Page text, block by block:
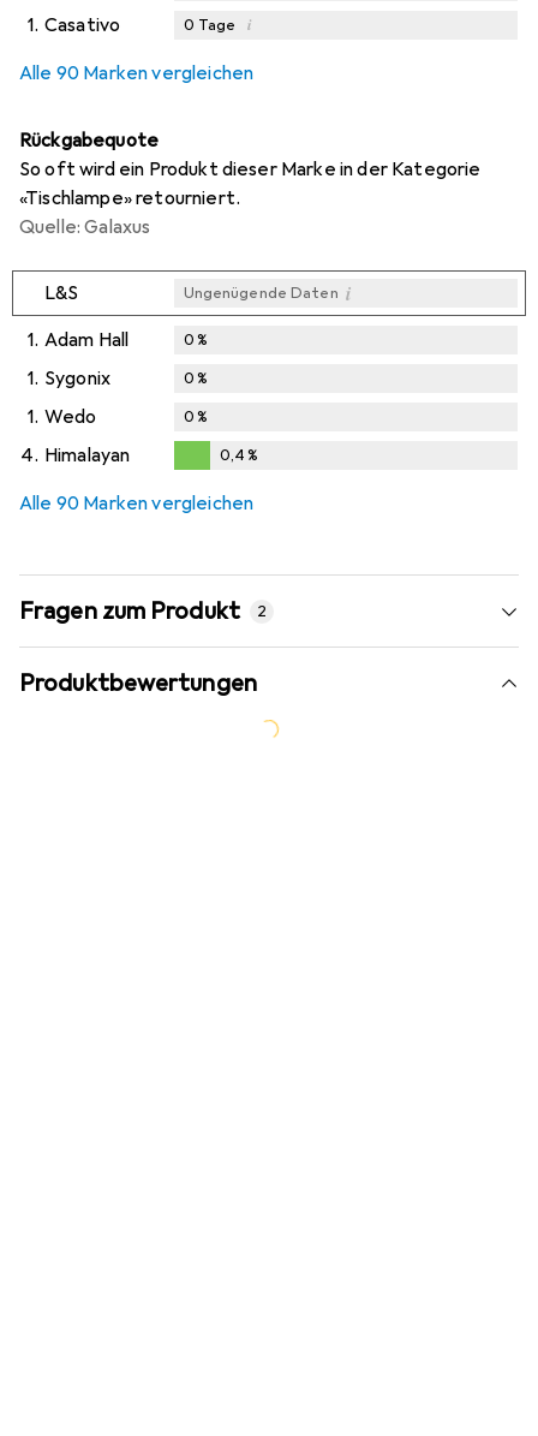
1. Casativo 0 Tage i
Alle 90 Marken vergleichen
Rückgabequote
So oft wird ein Produkt dieser Marke in der Kategorie
«Tischlampe» retourniert.
Quelle: Galaxus
L&S Ungenügende Daten i
1. Adam Hall 0%
1. Sygonix 0%
1. Wedo 0%
4. Himalayan 0,4%
Alle 90 Marken vergleichen
Fragen zum Produkt 2
Produktbewertungen